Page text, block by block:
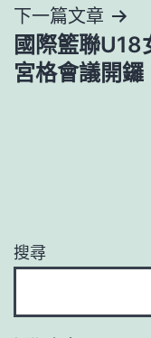
覽
下一篇文章
國際籃聯U18
宮格會議開
搜尋